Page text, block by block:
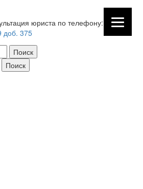
юриста по телефону:
доб. 375